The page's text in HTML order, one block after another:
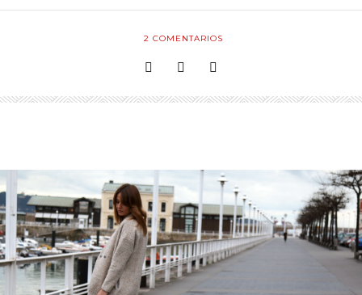
2 COMENTARIOS